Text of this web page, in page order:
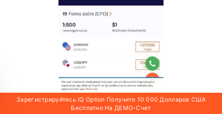
Зарегистрируйтесь IQ Option Получите 10 000 Долларов США
Бесплатно На ДЕМО-Счет